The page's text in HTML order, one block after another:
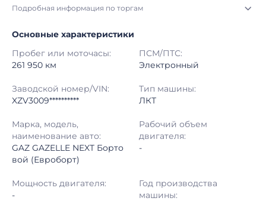
Подробная информация по торгам
Начало торгов: 07.08.2026, 09:02 МСК
Конец торгов: 14.08.2026, 09:02 МСК
Тип аукциона: Открытые торги
Шаг торгов: 50 000 ₽
Кол-во ставок:
Регион: Московская Область
Основные характеристики
Пробег или моточасы:
261 950 км
ПСМ/ПТС:
Электронный
Заводской номер/VIN:
XZV3009**********
Тип машины:
ЛКТ
Марка, модель,
наименование авто:
GAZ GAZELLE NEXT Борто
вой (Евроборт)
Рабочий объем
двигателя:
-
Мощность двигателя:
-
Год производства
машины: